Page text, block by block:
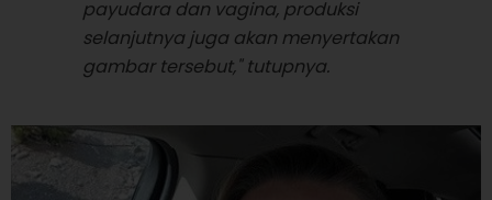
payudara dan vagina, produksi
selanjutnya juga akan menyertakan
gambar tersebut," tutupnya.